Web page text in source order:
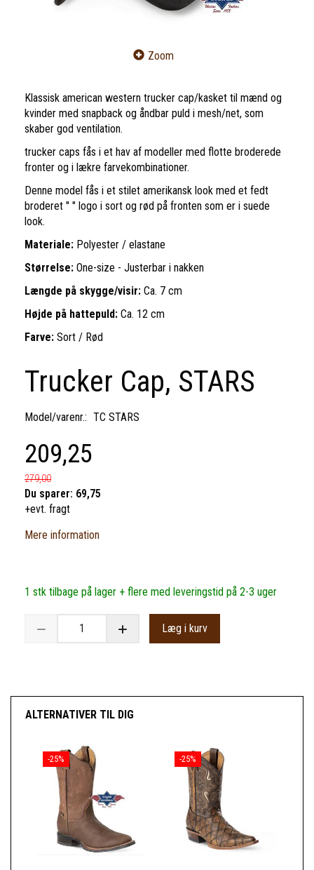
Zoom
Klassisk american western trucker cap/kasket til mænd og
kvinder med snapback og åndbar puld i mesh/net, som
skaber god ventilation.
trucker caps fås i et hav af modeller med flotte broderede
fronter og i lækre farvekombinationer.
Denne model fås i et stilet amerikansk look med et fedt
broderet " " logo i sort og rød på fronten som er i suede
look.
Materiale: Polyester / elastane
Størrelse: One-size - Justerbar i nakken
Længde på skygge/visir: Ca. 7 cm
Højde på hattepuld: Ca. 12 cm
Farve: Sort / Rød
Trucker Cap, STARS
Model/varenr.: TC STARS
209,25
279,00
Du sparer: 69,75
+evt. fragt
Mere information
1 stk tilbage på lager + flere med leveringstid på 2-3 uger
Læg i kurv
ALTERNATIVER TIL DIG
-25% -25%